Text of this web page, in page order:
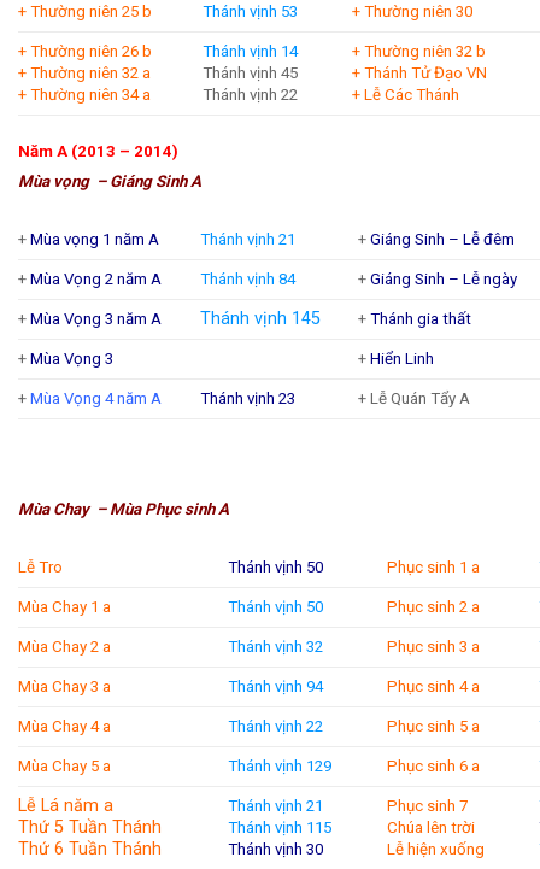
+ Thường niên 25 b Thánh vịnh 53 + Thường niên 30
+ Thường niên 26 b
+ Thường niên 32 a
+ Thường niên 34 a
Thánh vịnh 14
Thánh vịnh 45
Thánh vịnh 22
+ Thường niên 32 b
+ Thánh Tử Đạo VN
+ Lễ Các Thánh
Năm A (2013 – 2014)
Mùa vọng – Giáng Sinh A
+ Mùa vọng 1 năm A Thánh vịnh 21 +Giáng Sinh – Lễ đêm
+ Mùa Vọng 2 năm A Thánh vịnh 84 +Giáng Sinh – Lễ ngày
+ Mùa Vọng 3 năm A Thánh vịnh 145 +Thánh gia thất
+ Mùa Vọng 3 +Hiển Linh
+ Mùa Vọng 4 năm A Thánh vịnh 23 + Lễ Quán Tẩy A
Mùa Chay – Mùa Phục sinh A
Lễ Tro Thánh vịnh 50 Phục sinh 1 a
Mùa Chay 1 a Thánh vịnh 50 Phục sinh 2 a
Mùa Chay 2 a Thánh vịnh 32 Phục sinh 3 a
Mùa Chay 3 a Thánh vịnh 94 Phục sinh 4 a
Mùa Chay 4 a Thánh vịnh 22 Phục sinh 5 a
Mùa Chay 5 a Thánh vịnh 129 Phục sinh 6 a
Lễ Lá năm a
Thứ 5 Tuần Thánh
Thứ 6 Tuần Thánh
Thánh vịnh 21
Thánh vịnh 115
Thánh vịnh 30
Phục sinh 7
Chúa lên trời
Lễ hiện xuống